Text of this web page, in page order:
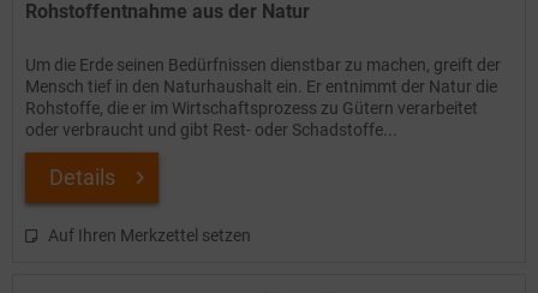
Rohstoffentnahme aus der Natur
Um die Erde seinen Bedürfnissen dienstbar zu machen, greift der
Mensch tief in den Naturhaushalt ein. Er entnimmt der Natur die
Rohstoffe, die er im Wirtschaftsprozess zu Gütern verarbeitet
oder verbraucht und gibt Rest- oder Schadstoffe...
Details
Auf Ihren Merkzettel setzen